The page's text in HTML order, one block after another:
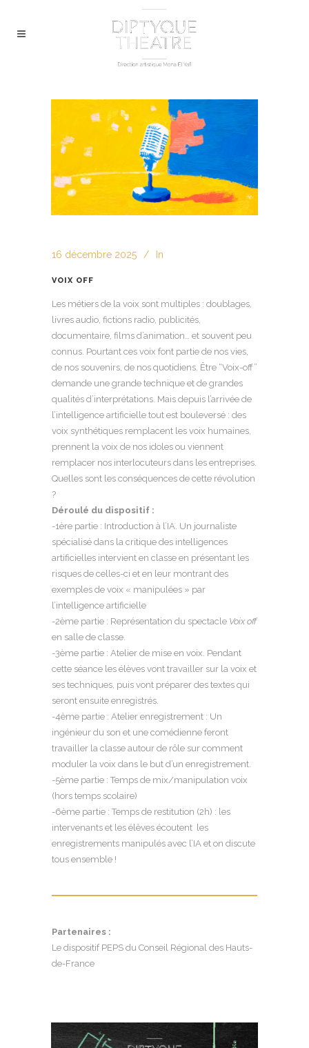
16 décembre 2025 In
VOIX OFF
Les métiers de la voix sont multiples : doublages,
livres audio, fictions radio, publicités,
documentaire, films d’animation… et souvent peu
connus. Pourtant ces voix font partie de nos vies,
de nos souvenirs, de nos quotidiens. Être “Voix-off”
demande une grande technique et de grandes
qualités d’interprétations. Mais depuis l’arrivée de
l’intelligence artificielle tout est bouleversé : des
voix synthétiques remplacent les voix humaines,
prennent la voix de nos idoles ou viennent
remplacer nos interlocuteurs dans les entreprises.
Quelles sont les conséquences de cette révolution
?
Déroulé du dispositif :
-1ère partie : Introduction à l’IA. Un journaliste
spécialisé dans la critique des intelligences
artificielles intervient en classe en présentant les
risques de celles-ci et en leur montrant des
exemples de voix « manipulées » par
l’intelligence artificielle
-2ème partie : Représentation du spectacle Voix off
en salle de classe.
-3ème partie : Atelier de mise en voix. Pendant
cette séance les élèves vont travailler sur la voix et
ses techniques, puis vont préparer des textes qui
seront ensuite enregistrés.
-4ème partie : Atelier enregistrement : Un
ingénieur du son et une comédienne feront
travailler la classe autour de rôle sur comment
moduler la voix dans le but d’un enregistrement.
-5ème partie : Temps de mix/manipulation voix
(hors temps scolaire)
-6ème partie : Temps de restitution (2h) : les
intervenants et les élèves écoutent les
enregistrements manipulés avec l’IA et on discute
tous ensemble !
Partenaires :
Le dispositif PEPS du Conseil Régional des Hauts-
de-France